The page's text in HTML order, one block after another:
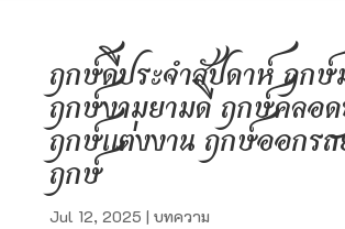
ฤกษ์ดีประจำสัปดาห์ ฤก
ฤกษ์งามยามดี ฤกษ์คลอ
ฤกษ์แต่งงาน ฤกษ์ออกร
ฤกษ์
Jul 12, 2025 | บทความ